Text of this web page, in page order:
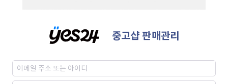
중고샵 판매관리